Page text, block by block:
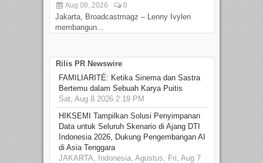
Aug 08, 2026 0
Jakarta, Broadcastmagz – Lenny Ivylen
membangun...
Rilis PR Newswire
FAMILIARITÉ: Ketika Sinema dan Sastra
Bertemu dalam Sebuah Karya Puitis
Sat, Aug 8 2026 2:19 PM
HIKSEMI Tampilkan Solusi Penyimpanan
Data untuk Seluruh Skenario di Ajang DTI
Indonesia 2026, Dukung Pengembangan AI
di Asia Tenggara
JAKARTA, Indonesia, Agustus, Fri, Aug 7